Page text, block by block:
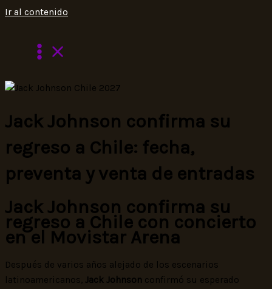
Ir al contenido
Jack Johnson confirma su
regreso a Chile: fecha,
preventa y venta de entradas
Jack Johnson confirma su
regreso a Chile con concierto
en el Movistar Arena
Después de varios años alejado de los escenarios
latinoamericanos, Jack Johnson confirmó su esperado